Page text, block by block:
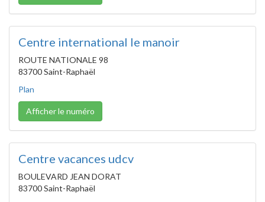
Centre international le manoir
ROUTE NATIONALE 98
83700 Saint-Raphaël
Plan
Afficher le numéro
Centre vacances udcv
BOULEVARD JEAN DORAT
83700 Saint-Raphaël